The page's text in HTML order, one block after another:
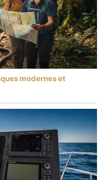
modernes et